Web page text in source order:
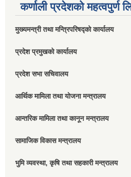
कर्णाली प्रदेशको महत्वपुर्ण
मुख्यमन्त्री तथा मन्त्रिपरिषद्को कार्यालय
प्रदेश प्रमुखको कार्यालय
प्रदेश सभा सचिवालय
आर्थिक मामिला तथा योजना मन्त्रालय
आन्तरिक मामिला तथा कानून मन्त्रालय
सामाजिक विकास मन्त्रालय
भुमि व्यवस्था, कृषि तथा सहकारी मन्त्रालय